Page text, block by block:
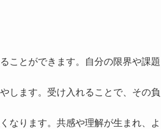
ことができます。自分の限界や課題
します。受け入れることで、その負
なります。共感や理解が生まれ、よ